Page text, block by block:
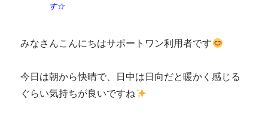
す☆
みなさんこんにちはサポートワン利用者です
今日は朝から快晴で、日中は日向だと暖かく感じる
ぐらい気持ちが良いですね